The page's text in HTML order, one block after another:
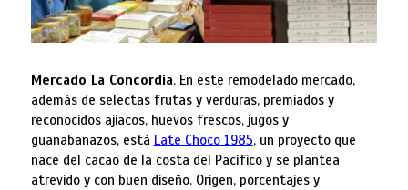
Mercado La Concordia. En este remodelado mercado,
además de selectas frutas y verduras, premiados y
reconocidos ajiacos, huevos frescos, jugos y
guanabanazos, está Late Choco 1985, un proyecto que
nace del cacao de la costa del Pacífico y se plantea
atrevido y con buen diseño. Origen, porcentajes y